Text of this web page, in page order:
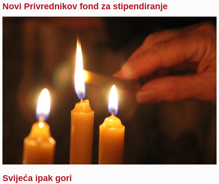
Novi Privrednikov fond za stipendiranje
Svijeća ipak gori